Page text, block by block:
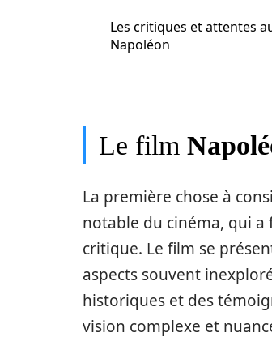
Les critiques et attentes
Napoléon
Le film
La première chose à
notable du cinéma, qui a
critique. Le film se
aspects souvent
historiques et des
vision complexe et